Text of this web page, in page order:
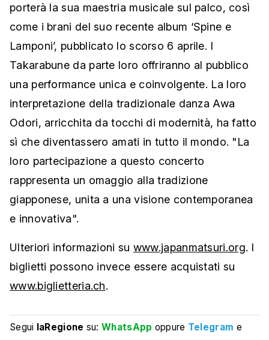
porterà la sua maestria musicale sul palco, così
come i brani del suo recente album ‘Spine e
Lamponi’, pubblicato lo scorso 6 aprile. I
Takarabune da parte loro offriranno al pubblico
una performance unica e coinvolgente. La loro
interpretazione della tradizionale danza Awa
Odori, arricchita da tocchi di modernità, ha fatto
sì che diventassero amati in tutto il mondo. "La
loro partecipazione a questo concerto
rappresenta un omaggio alla tradizione
giapponese, unita a una visione contemporanea
e innovativa".
Ulteriori informazioni su www.japanmatsuri.org. I
biglietti possono invece essere acquistati su
www.biglietteria.ch.
Segui laRegione su:WhatsApp oppure Telegram e